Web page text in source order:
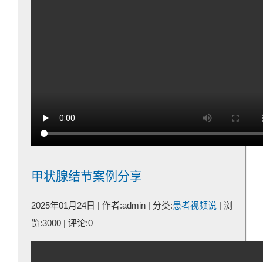
甲状腺结节案例分享
2025年01月24日 | 作者:admin | 分类:患者视频说 | 浏
览:3000 | 评论:0